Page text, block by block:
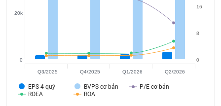
EPS 4 quý BVPS cơ bản
P/E cơ bản
ROEA
ROA
0
20k
0
8
16
Q3/2025 Q4/2025 Q1/2026 Q2/2026
tài